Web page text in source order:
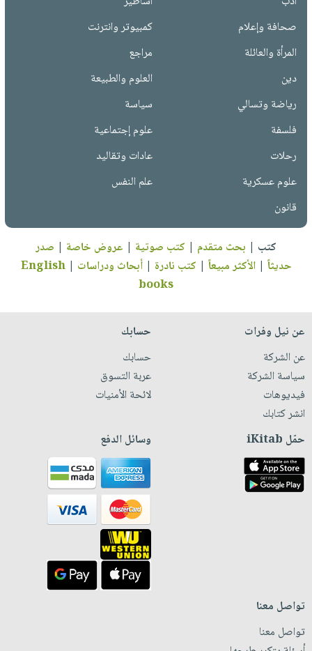
صحافة وإعلام
كمبيوتر وانترنت
المرأة والعائلة
مراجع
دين
العلوم والطبيعة
رياضة وتسالي
سياسة
فلسفة
علوم إجتماعية
رحلات
عادات وتقاليد
علوم عسكرية
علم النفس
قانون
كتب | بحث متقدم | كتب صوتية | عروض خاصة | صدر
حديثاً |الأكثر مبيعاً | كتب نادرة |أبحاث ودراسات |
English
books
عن نيل وفرات
عن الشركة
سياسة الشركة
فيديوهات
انشر كتابك
حسابك
حسابك
عربة التسوق
لائحة الأمنيات
حمّل iKitab وسائل الدفع
تواصل معنا
تواصل معنا